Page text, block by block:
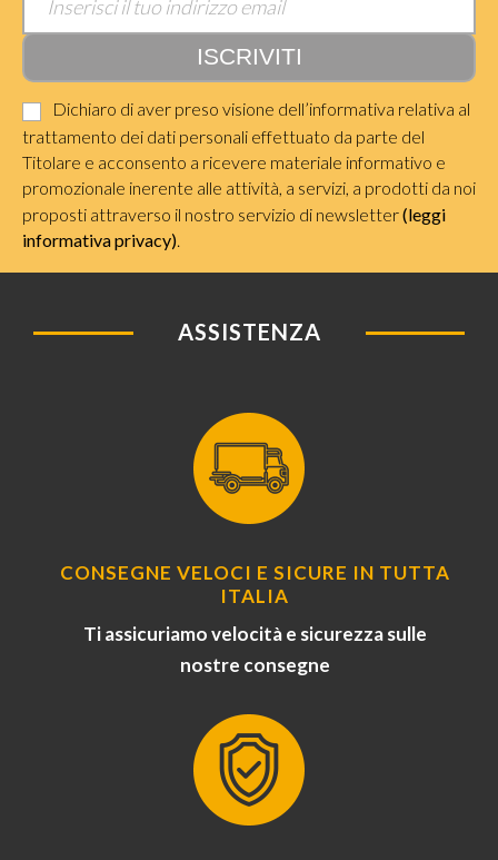
Dichiaro di aver preso visione dell’informativa relativa al
trattamento dei dati personali effettuato da parte del
Titolare e acconsento a ricevere materiale informativo e
promozionale inerente alle attività, a servizi, a prodotti da noi
proposti attraverso il nostro servizio di newsletter(leggi
informativa privacy)
ASSISTENZA
CONSEGNE VELOCI E SICURE IN TUTTA
ITALIA
Ti assicuriamo velocità e sicurezza sulle
nostre consegne